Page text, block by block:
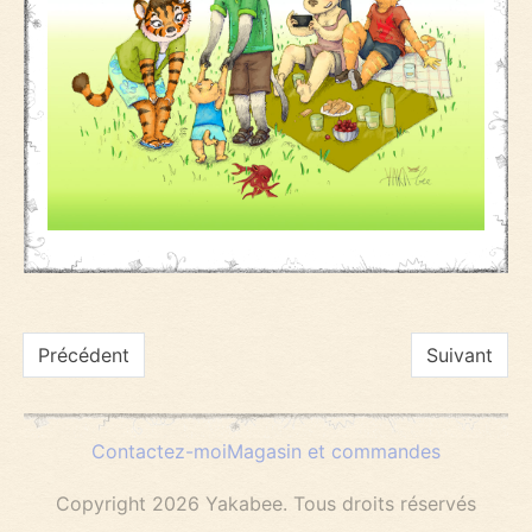
Navigation
de
l’article
Précédent Suivant
Contactez-moiMagasin et commandes
Copyright 2026 Yakabee. Tous droits réservés